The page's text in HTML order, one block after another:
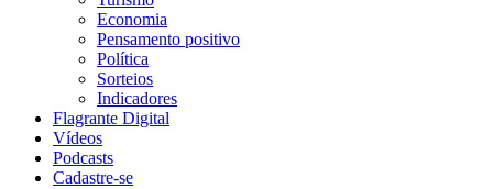
Economia
Pensamento positivo
Política
Sorteios
Indicadores
Flagrante Digital
Vídeos
Podcasts
Cadastre-se